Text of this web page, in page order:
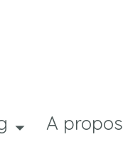
A propos